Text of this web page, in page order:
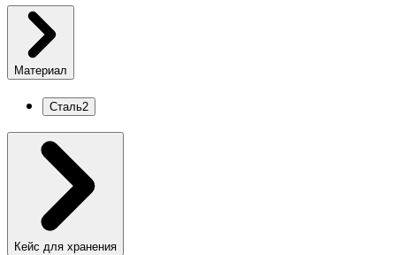
Материал
Сталь2
Кейс для хранения